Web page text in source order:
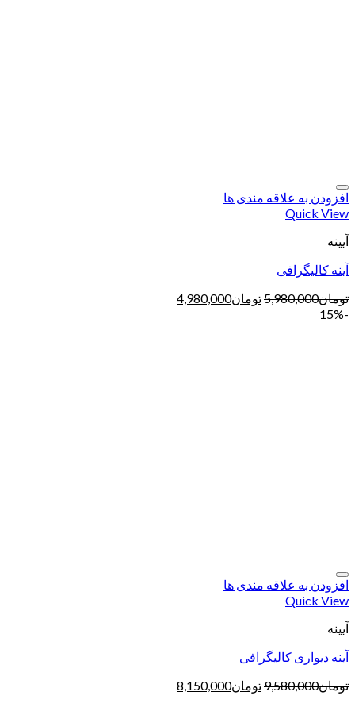
افزودن به علاقه مندی ها
Quick View
آیینه
آینه کالیگرافی
تومان5,980,000تومان4,980,000
-15%
افزودن به علاقه مندی ها
Quick View
آیینه
آینه دیواری کالیگرافی
تومان9,580,000تومان8,150,000